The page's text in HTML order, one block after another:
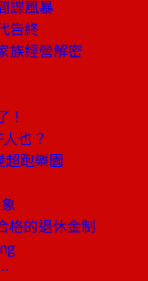
諜風暴
告終
族經營解密
也？
跑樂園
的退休金制